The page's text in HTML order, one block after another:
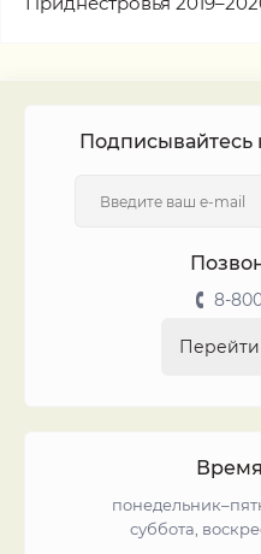
Подписывайтесь
8-
Перейти
суббота,